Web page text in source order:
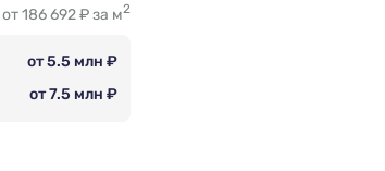
от 186 692 ₽ за м2
от 5.5 млн ₽
от 7.5 млн ₽